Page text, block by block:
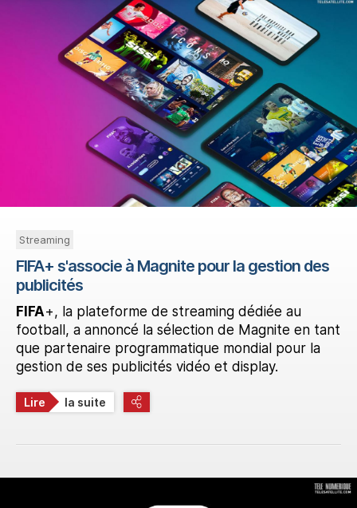
Streaming
FIFA+ s'associe à Magnite pour la gestion des
publicités
FIFA+, la plateforme de streaming dédiée au
football, a annoncé la sélection de Magnite en tant
que partenaire programmatique mondial pour la
gestion de ses publicités vidéo et display.
Lire la suite